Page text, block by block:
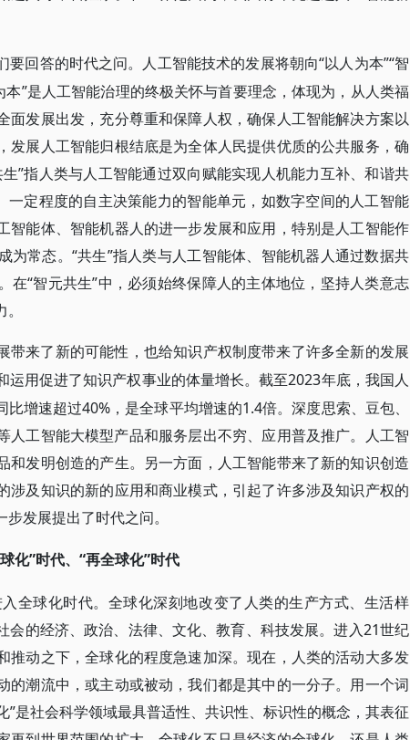
要回答的时代之问。人工智能技术的发展将朝向“以人为本”“智
”是人工智能治理的终极关怀与首要理念，体现为，从人类福
面发展出发，充分尊重和保障人权，确保人工智能解决方案以
发展人工智能归根结底是为全体人民提供优质的公共服务，确
”指人类与人工智能通过双向赋能实现人机能力互补、和谐共
一定程度的自主决策能力的智能单元，如数字空间的人工智能
智能体、智能机器人的进一步发展和应用，特别是人工智能作
为常态。“共生”指人类与人工智能体、智能机器人通过数据共
在“智元共生”中，必须始终保障人的主体地位，坚持人类意志
带来了新的可能性，也给知识产权制度带来了许多全新的发展
运用促进了知识产权事业的体量增长。截至2023年底，我国人
增速超过40%，是全球平均增速的1.4倍。深度思索、豆包、
工智能大模型产品和服务层出不穷、应用普及推广。人工智
和发明创造的产生。另一方面，人工智能带来了新的知识创造
涉及知识的新的应用和商业模式，引起了许多涉及知识产权的
发展提出了时代之问。
”时代、“再全球化”时代
全球化时代。全球化深刻地改变了人类的生产方式、生活样
会的经济、政治、法律、文化、教育、科技发展。进入21世纪
推动之下，全球化的程度急速加深。现在，人类的活动大多发
的潮流中，或主动或被动，我们都是其中的一分子。用一个词
”是社会科学领域最具普适性、共识性、标识性的概念，其表征